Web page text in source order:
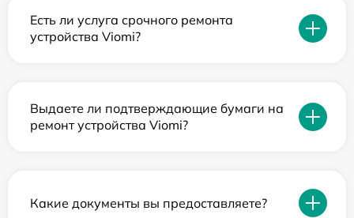
Есть ли услуга срочного ремонта
устройства Viomi?
Выдаете ли подтверждающие бумаги на
ремонт устройства Viomi?
Какие документы вы предоставляете?